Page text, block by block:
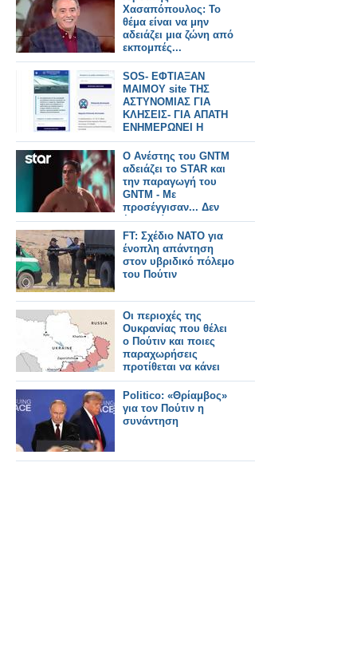
Χασαπόπουλος: Το
θέμα είναι να μην
αδειάζει μια ζώνη από
εκπομπές...
SOS- ΕΦΤΙΑΞΑΝ
ΜΑΙΜΟΥ site ΤΗΣ
ΑΣΤΥΝΟΜΙΑΣ ΓΙΑ
ΚΛΗΣΕΙΣ- ΓΙΑ ΑΠΑΤΗ
ΕΝΗΜΕΡΩΝΕΙ Η
ΕΛ.ΑΣ.
O Ανέστης του GNTM
αδειάζει το STAR και
την παραγωγή του
GNTM - Με
προσέγγισαν... Δεν
έκανα αίτηση
FT: Σχέδιο ΝΑΤΟ για
ένοπλη απάντηση
στον υβριδικό πόλεμο
του Πούτιν
Οι περιοχές της
Ουκρανίας που θέλει
ο Πούτιν και ποιες
παραχωρήσεις
προτίθεται να κάνει
Politico: «Θρίαμβος»
για τον Πούτιν η
συνάντηση